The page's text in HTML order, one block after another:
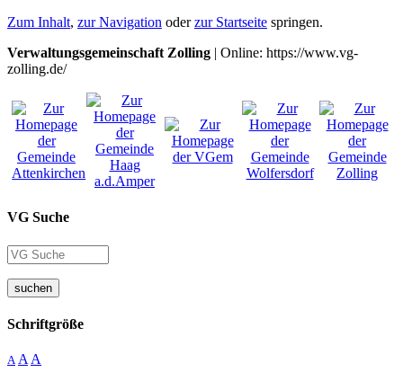
Zum Inhalt, zur Navigation oderzur Startseite springen.
Verwaltungsgemeinschaft Zolling | Online: https://www.vg-
zolling.de/
VG Suche
suchen
Schriftgröße
A A A